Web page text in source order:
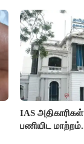
IAS
பணியிட